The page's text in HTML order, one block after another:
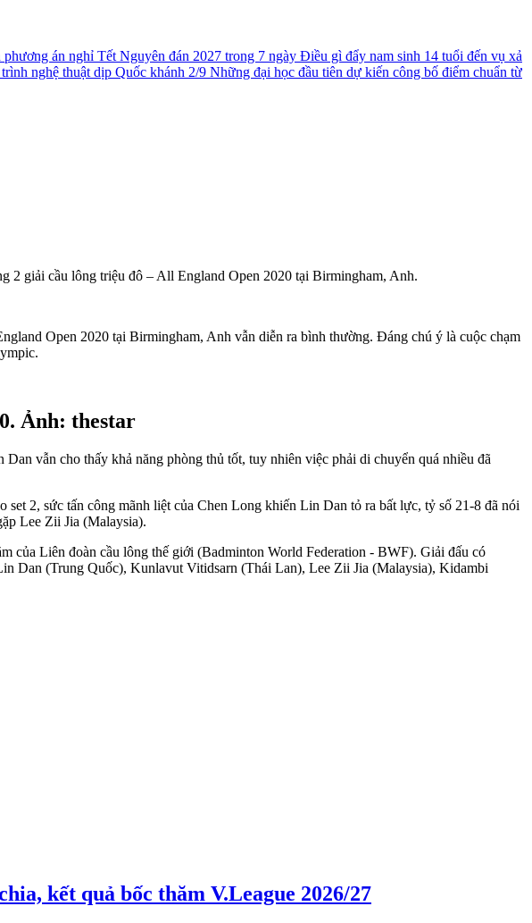
án nghỉ Tết Nguyên đán 2027 trong 7 ngày Điều gì đẩy nam sinh 14 tuổi đến vụ xả
nghệ thuật dịp Quốc khánh 2/9 Những đại học đầu tiên dự kiến công bố điểm chuẩn từ
2 giải cầu lông triệu đô – All England Open 2020 tại Birmingham, Anh.
Open 2020 tại Birmingham, Anh vẫn diễn ra bình thường. Đáng chú ý là cuộc chạm
Ảnh: thestar
vẫn cho thấy khả năng phòng thủ tốt, tuy nhiên việc phải di chuyển quá nhiều đã
2, sức tấn công mãnh liệt của Chen Long khiến Lin Dan tỏ ra bất lực, tỷ số 21-8 đã nói
Lee Zii Jia (Malaysia).
của Liên đoàn cầu lông thế giới (Badminton World Federation - BWF). Giải đấu có
Dan (Trung Quốc), Kunlavut Vitidsarn (Thái Lan), Lee Zii Jia (Malaysia), Kidambi
kết quả bốc thăm V.League 2026/27